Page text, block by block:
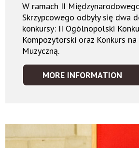
W ramach II
Skrzypcowego odbyły się dwa
konkursy: II Ogólnopolski
Kompozytorski oraz Konkurs na
Muzyczną.
MORE INFORMATION
KONKURSY